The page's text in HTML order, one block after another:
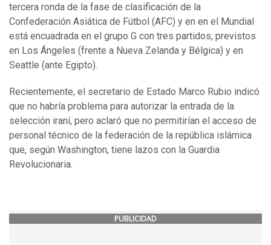
tercera ronda de la fase de clasificación de la
Confederación Asiática de Fútbol (AFC) y en en el Mundial
está encuadrada en el grupo G con tres partidos, previstos
en Los Ángeles (frente a Nueva Zelanda y Bélgica) y en
Seattle (ante Egipto).
Recientemente, el secretario de Estado Marco Rubio indicó
que no habría problema para autorizar la entrada de la
selección iraní, pero aclaró que no permitirían el acceso de
personal técnico de la federación de la república islámica
que, según Washington, tiene lazos con la Guardia
Revolucionaria.
PUBLICIDAD